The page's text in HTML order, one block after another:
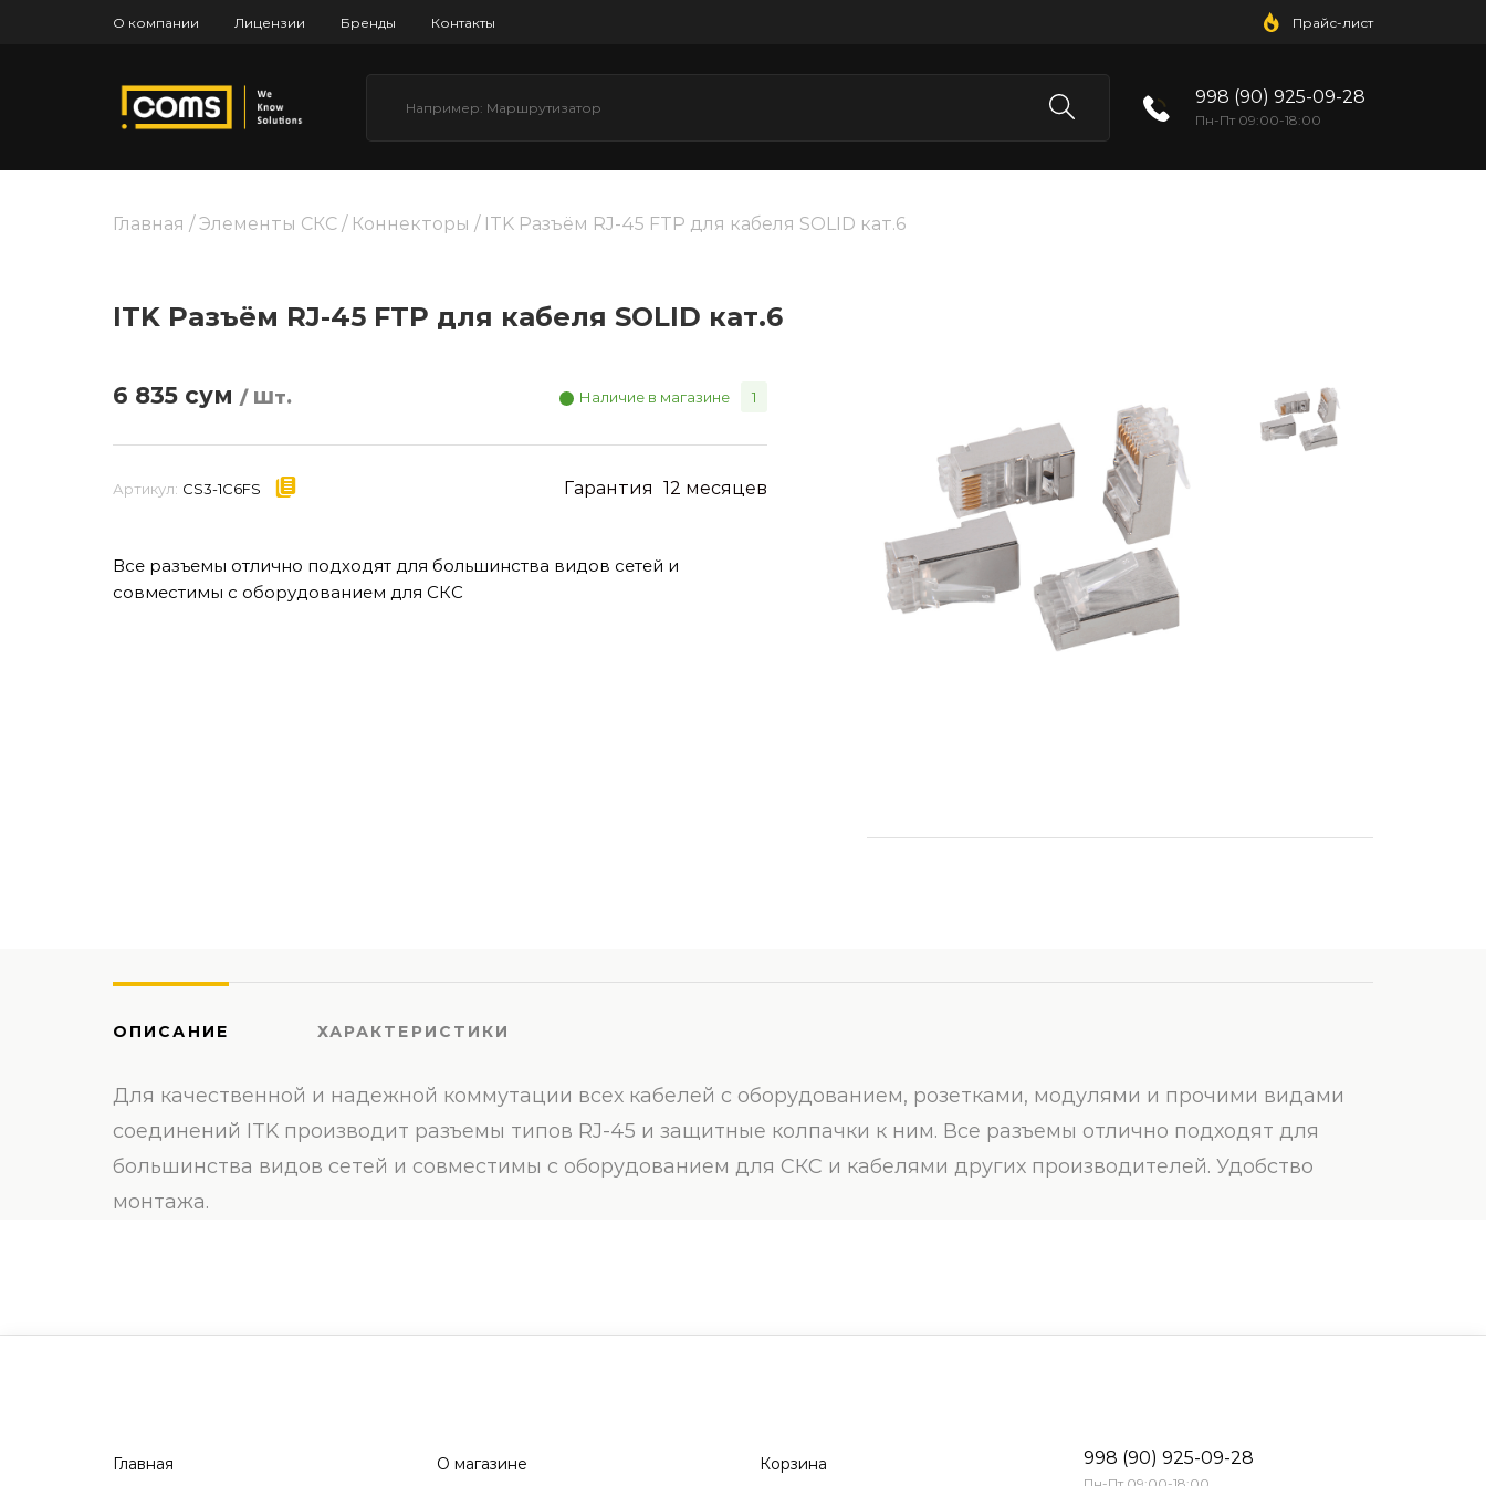
О компании Лицензии Бренды Контакты Прайс-лист
998 (90) 925-09-28
Пн-Пт 09:00-18:00
Главная /Элементы СКС / Коннекторы / ITK Разъём RJ-45 FTP для кабеля SOLID кат.6
ITK Разъём RJ-45 FTP для кабеля SOLID кат.6
6 835 сум / Шт. Наличие в магазине 1
Артикул: CS3-1C6FS Гарантия 12 месяцев
Все разъемы отлично подходят для большинства видов сетей и
совместимы с оборудованием для СКС
ОПИСАНИЕ ХАРАКТЕРИСТИКИ
Для качественной и надежной коммутации всех кабелей с оборудованием, розетками, модулями и прочими видами
соединений ITK производит разъемы типов RJ-45 и защитные колпачки к ним. Все разъемы отлично подходят для
большинства видов сетей и совместимы с оборудованием для СКС и кабелями других производителей. Удобство
монтажа.
Главная О магазине Корзина 998 (90) 925-09-28